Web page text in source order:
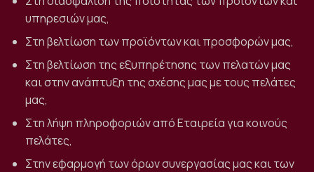
υπηρεσιών μας,
Στη βελτίωση των προϊόντων και προσφορών μας,
Στη βελτίωση της εξυπηρέτησης των πελατών μας
και στην ανάπτυξη της σχέσης μας με τους πελάτες
μας,
Στη λήψη πληροφοριών από Εταιρεία για κοινούς
πελάτες,
Στην εφαρμογή των όρων συνεργασίας μας και των